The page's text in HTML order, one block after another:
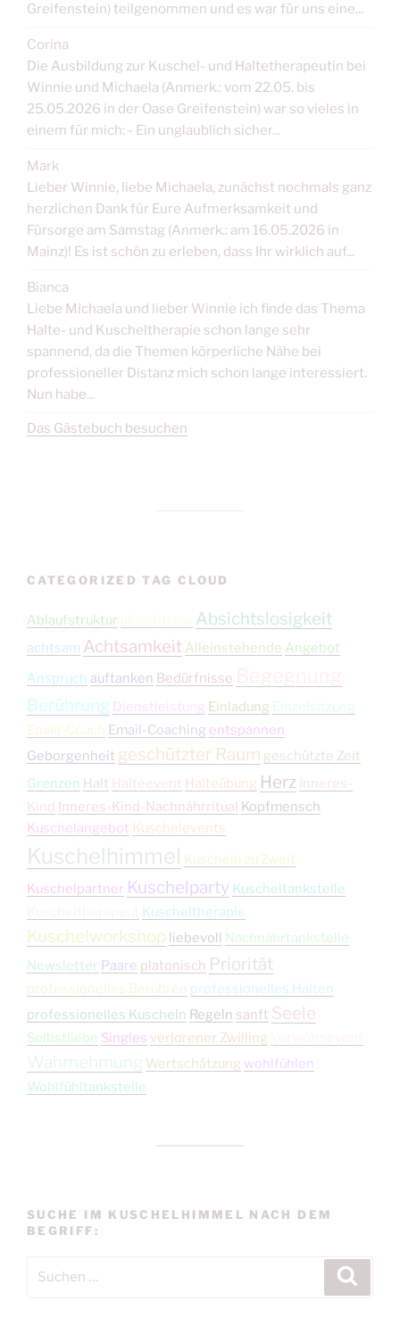
Greifenstein) teilgenommen und es war für uns eine...
Corina
Die Ausbildung zur Kuschel- und Haltetherapeutin bei
Winnie und Michaela (Anmerk.: vom 22.05. bis
25.05.2026 in der Oase Greifenstein) war so vieles in
einem für mich: - Ein unglaublich sicher...
Mark
Lieber Winnie, liebe Michaela, zunächst nochmals ganz
herzlichen Dank für Eure Aufmerksamkeit und
Fürsorge am Samstag (Anmerk.: am 16.05.2026 in
Mainz)! Es ist schön zu erleben, dass Ihr wirklich auf...
Bianca
Liebe Michaela und lieber Winnie ich finde das Thema
Halte- und Kuscheltherapie schon lange sehr
spannend, da die Themen körperliche Nähe bei
professioneller Distanz mich schon lange interessiert.
Nun habe...
Das Gästebuch besuchen
CATEGORIZED TAG CLOUD
Ablaufstruktur absichtslos Absichtslosigkeit
achtsam Achtsamkeit Alleinstehende Angebot
Anspruch auftanken Bedürfnisse
Berührung Dienstleistung Einladung Einzelsitzung
Email-Coach Email-Coaching entspannen
Geborgenheit geschützter Raum geschützte Zeit
Grenzen Halt Halteevent Halteübung Herz Inneres-
Kind
Inneres-Kind-Nachnährritual
Kopfmensch
Kuschelangebot Kuschelevents
Kuschelhimmel Kuscheln zu Zweit
Kuschelpartner Kuschelparty Kuscheltankstelle
Kuscheltherapie
Kuschelworkshop liebevoll
Nachnährtankstelle
Newsletter Paare platonisch Priorität
professionelles Berühren professionelles Halten
professionelles Kuscheln Regeln sanft Seele
Selbstliebe Singles verlorener Zwilling
Wahrnehmung Wertschätzung wohlfühlen
Wohlfühltankstelle
SUCHE IM KUSCHELHIMMEL NACH DEM
BEGRIFF: